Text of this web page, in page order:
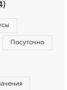
Посуточно